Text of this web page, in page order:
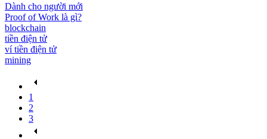
Dành cho người mới
Proof of Work là gì?
blockchain
tiền điện tử
ví tiền điện tử
mining
1
2
3